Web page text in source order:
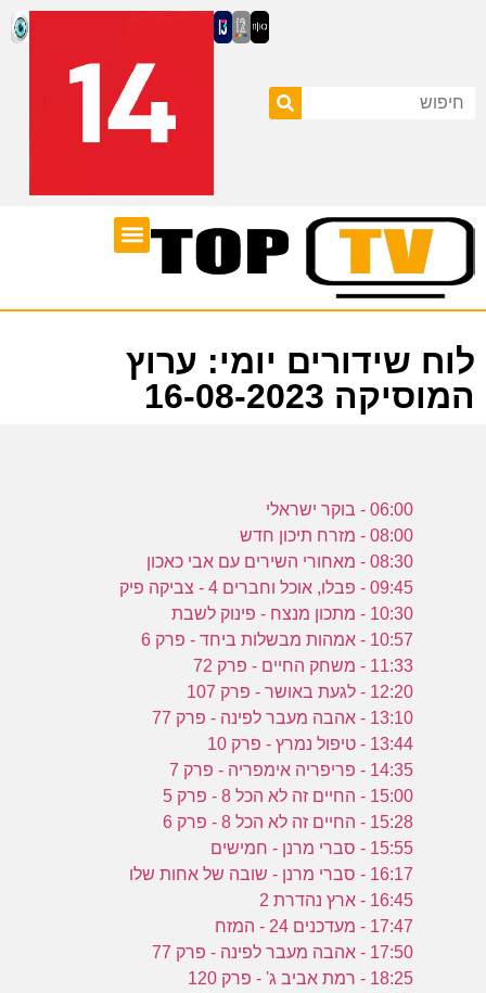
לוח שידורים יומי: ערוץ
המוסיקה 16-08-2023
06:00 - בוקר ישראלי
08:00 - מזרח תיכון חדש
08:30 - מאחורי השירים עם אבי כאכון
09:45 - פבלו, אוכל וחברים 4 - צביקה פיק
10:30 - מתכון מנצח - פינוק לשבת
10:57 - אמהות מבשלות ביחד - פרק 6
11:33 - משחק החיים - פרק 72
12:20 - לגעת באושר - פרק 107
13:10 - אהבה מעבר לפינה - פרק 77
13:44 - טיפול נמרץ - פרק 10
14:35 - פריפריה אימפריה - פרק 7
15:00 - החיים זה לא הכל 8 - פרק 5
15:28 - החיים זה לא הכל 8 - פרק 6
15:55 - סברי מרנן - חמישים
16:17 - סברי מרנן - שובה של אחות שלו
16:45 - ארץ נהדרת 2
17:47 - מעדכנים 24 - המזח
17:50 - אהבה מעבר לפינה - פרק 77
18:25 - רמת אביב ג' - פרק 120